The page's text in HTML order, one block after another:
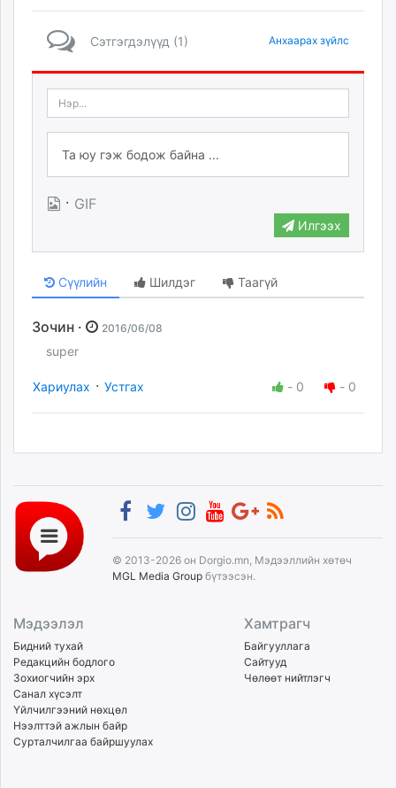
unuudur.mn
isee.mn
mglradio.com
fact.mn
itoim.mn
tumen.mn
mass.mn
assa.mn
toim.mn
tac.mn
paparazzi.mn
Сэтгэгдэлүүд (1) Анхаарах зүйлс
· GIF
Илгээх
Сүүлийн Шилдэг Таагүй
Зочин · 2016/06/08
super
Хариулах · Устгах - 0 - 0
© 2013-2026 он Dorgio.mn, Мэдээллийн хөтөч
MGL Media Group бүтээсэн.
Мэдээлэл
Бидний тухай
Редакцийн бодлого
Зохиогчийн эрх
Санал хүсэлт
Үйлчилгээний нөхцөл
Нээлттэй ажлын байр
Сурталчилгаа байршуулах
Хамтрагч
Байгууллага
Сайтууд
Чөлөөт нийтлэгч